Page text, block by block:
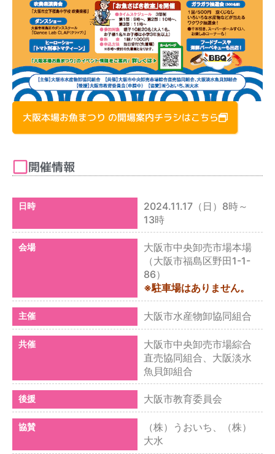
大阪本場お魚まつり の開場案内チラシはこちら
開催情報
日時
2024.11.17（日）8時～
13時
会場
大阪市中央卸売市場本場
（大阪市福島区野田1-1-
86）
※駐車場はありません。
主催 大阪市水産物卸協同組合
共催
大阪市中央卸売市場綜合
直売協同組合、大阪淡水
魚貝卸組合
後援 大阪市教育委員会
協賛
（株）うおいち、（株）
大水